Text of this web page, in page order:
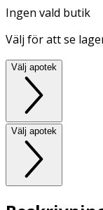
Ingen vald butik
Välj för att se
Välj apotek
Välj apotek